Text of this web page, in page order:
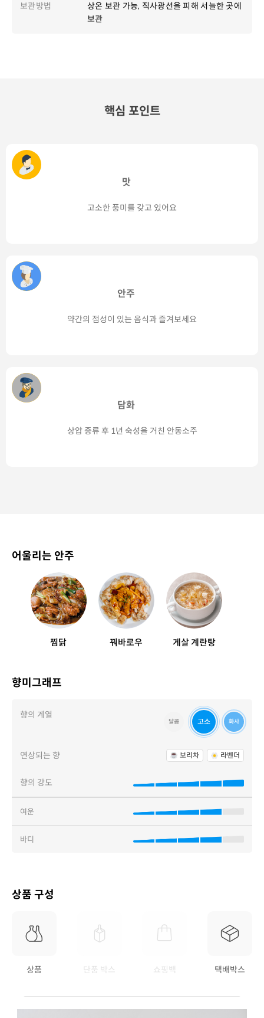
보관방법
상온 보관 가능, 직사광선을 피해 서늘한 곳에
보관
핵심 포인트
맛
고소한 풍미를 갖고 있어요
안주
약간의 점성이 있는 음식과 즐겨보세요
담화
상압 증류 후 1년 숙성을 거친 안동소주
어울리는 안주
찜닭 꿔바로우 게살 계란탕
향미그래프
향의 계열
달콤 고소 화사
연상되는 향 보리차 라벤더
향의 강도
여운
바디
상품 구성
상품 단품 박스 쇼핑백 택배박스